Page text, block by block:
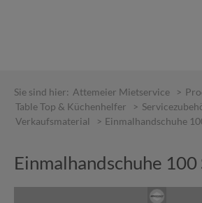
content
Sie sind hier: Attemeier Mietservice >
Table Top & Küchenhelfer
>
Verkaufsmaterial
> Einmalhandschuhe
Einmalhandschuhe 100